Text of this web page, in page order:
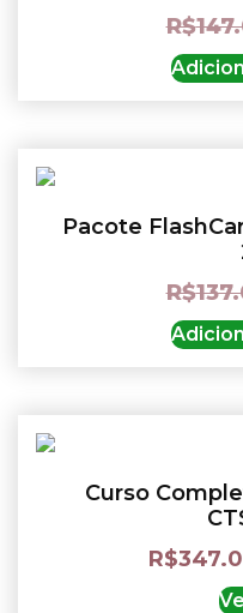
R$
Pacote
R$
Curso
R$